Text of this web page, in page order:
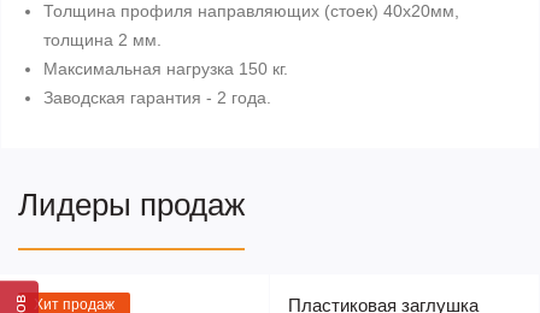
Толщина профиля направляющих (стоек) 40х20мм,
толщина 2 мм.
Максимальная нагрузка 150 кг.
Заводская гарантия - 2 года.
Лидеры продаж
Хит продаж Пластиковая заглушка